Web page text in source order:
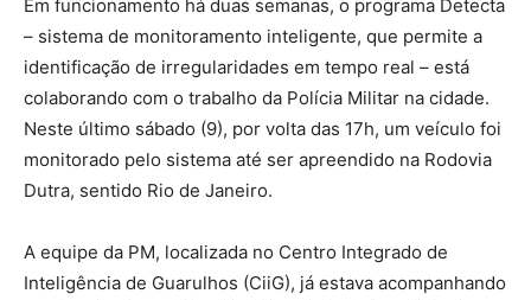
Em funcionamento há duas semanas, o programa Detecta
– sistema de monitoramento inteligente, que permite a
identificação de irregularidades em tempo real – está
colaborando com o trabalho da Polícia Militar na cidade.
Neste último sábado (9), por volta das 17h, um veículo foi
monitorado pelo sistema até ser apreendido na Rodovia
Dutra, sentido Rio de Janeiro.
A equipe da PM, localizada no Centro Integrado de
Inteligência de Guarulhos (CiiG), já estava acompanhando